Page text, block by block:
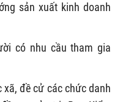
sản xuất kinh doanh
có nhu cầu tham gia
đề cử các chức danh